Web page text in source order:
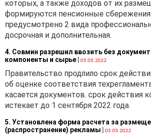
на срок,
причем и
на период
следует
периодов.
Тем более
которых, а также доходов от их
формируются пенсионные
предусмотрено 2 вида
досрочная и дополнительная.
4. Совмин разрешил ввозить без
компоненты и сырье
05.05.2022
Правительство продлило срок
об оценке соответствия
касается документов. срок действия
истекает до 1 сентября 2022 года.
5. Установлена форма расчета за
(распространение) рекламы
05.05.2022